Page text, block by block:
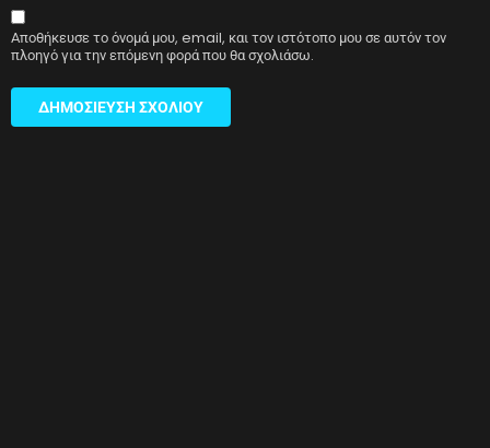
Αποθήκευσε το όνομά μου, email, και τον ιστότοπο μου σε αυτόν τον
πλοηγό για την επόμενη φορά που θα σχολιάσω.